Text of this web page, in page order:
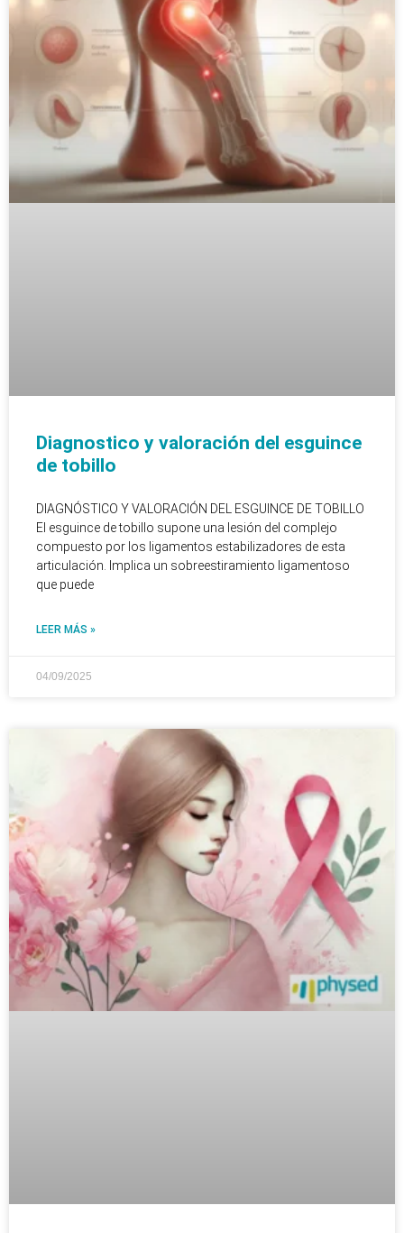
Diagnostico y valoración del esguince
de tobillo
DIAGNÓSTICO Y VALORACIÓN DEL ESGUINCE DE TOBILLO
El esguince de tobillo supone una lesión del complejo
compuesto por los ligamentos estabilizadores de esta
articulación. Implica un sobreestiramiento ligamentoso
que puede
LEER MÁS »
04/09/2025